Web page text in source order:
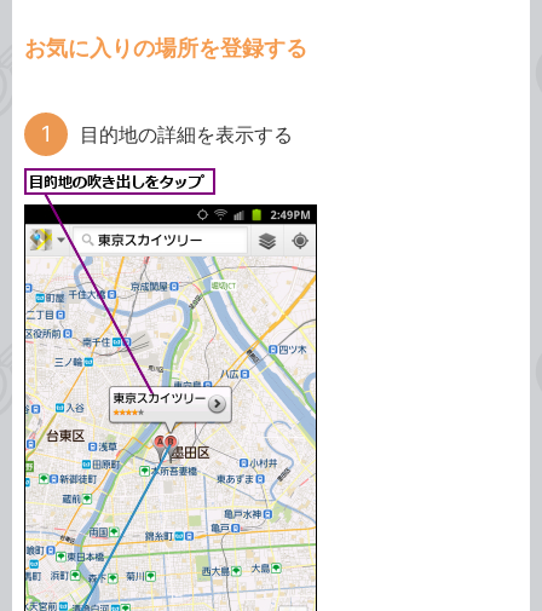
お気に入りの場所を登録する
目的地の詳細を表示する